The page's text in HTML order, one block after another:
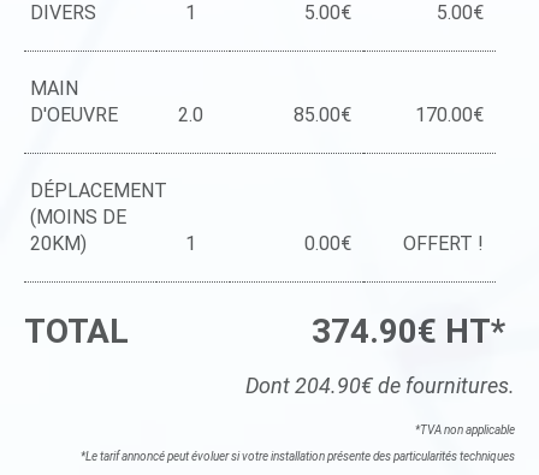
DIVERS
1 5.00€ 5.00€
MAIN
D'OEUVRE
2.0 85.00€ 170.00€
DÉPLACEMENT
(MOINS DE
20KM)
1 0.00€ OFFERT !
TOTAL 374.90€ HT*
Dont 204.90€ de fournitures.
*TVA non applicable
*Le tarif annoncé peut évoluer si votre installation présente des particularités techniques